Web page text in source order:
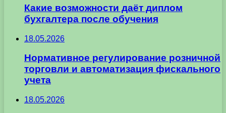
Какие возможности даёт диплом
бухгалтера после обучения
18.05.2026
Нормативное регулирование розничной
торговли и автоматизация фискального
учета
18.05.2026